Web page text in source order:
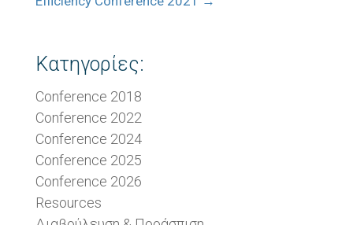
Κατηγορίες:
Conference 2018
Conference 2022
Conference 2024
Conference 2025
Conference 2026
Resources